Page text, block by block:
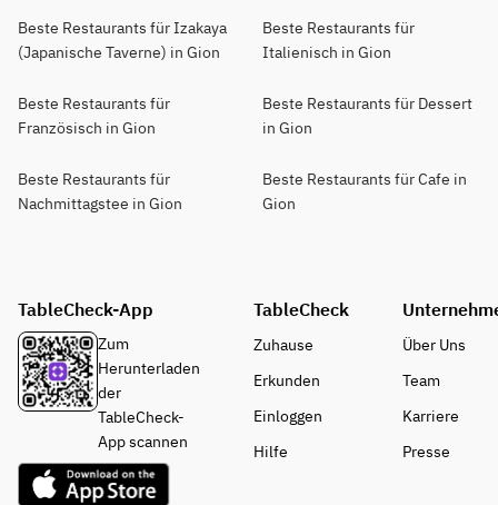
Beste Restaurants für Izakaya
(Japanische Taverne) in Gion
Beste Restaurants für
Italienisch in Gion
Beste Restaurants für
Französisch in Gion
Beste Restaurants für Dessert
in Gion
Beste Restaurants für
Nachmittagstee in Gion
Beste Restaurants für Cafe in
Gion
TableCheck-App
Zum
Herunterladen
der
TableCheck-
App scannen
TableCheck
Zuhause
Erkunden
Einloggen
Hilfe
Über Uns
Team
Karriere
Presse